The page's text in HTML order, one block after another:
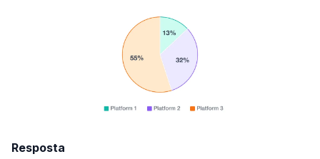
Resposta